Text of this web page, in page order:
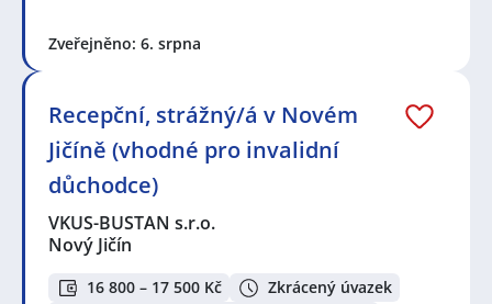
Zveřejněno: 6. srpna
Recepční, strážný/á v Novém
Jičíně (vhodné pro invalidní
důchodce)
VKUS-BUSTAN s.r.o.
Nový Jičín
16 800 – 17 500 Kč
Zkrácený úvazek